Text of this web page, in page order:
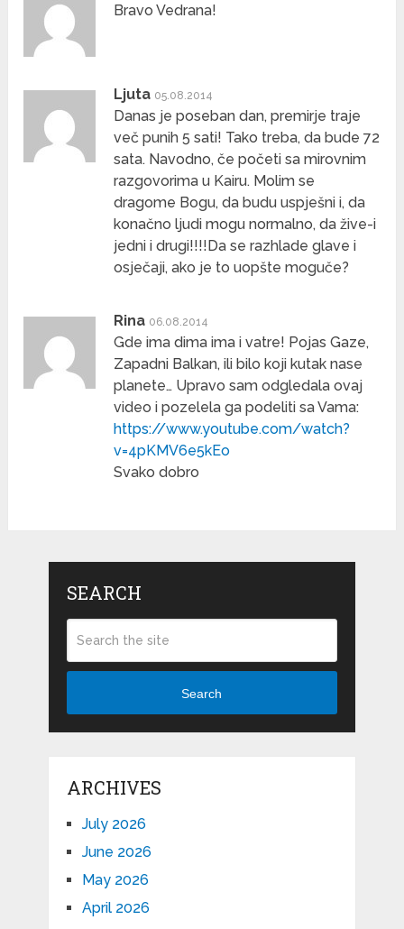
Bravo Vedrana!
Ljuta 05.08.2014
Danas je poseban dan, premirje traje
več punih 5 sati! Tako treba, da bude 72
sata. Navodno, če početi sa mirovnim
razgovorima u Kairu. Molim se
dragome Bogu, da budu uspješni i, da
konačno ljudi mogu normalno, da žive-i
jedni i drugi!!!!Da se razhlade glave i
osječaji, ako je to uopšte moguče?
Rina 06.08.2014
Gde ima dima ima i vatre! Pojas Gaze,
Zapadni Balkan, ili bilo koji kutak nase
planete… Upravo sam odgledala ovaj
video i pozelela ga podeliti sa Vama:
https://www.youtube.com/watch?
v=4pKMV6e5kEo
Svako dobro
SEARCH
Search
ARCHIVES
July 2026
June 2026
May 2026
April 2026